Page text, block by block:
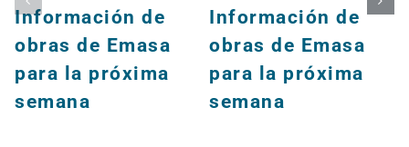
Información de
obras de Emasa
para la próxima
semana
Información de
obras de Emasa
para la próxima
semana